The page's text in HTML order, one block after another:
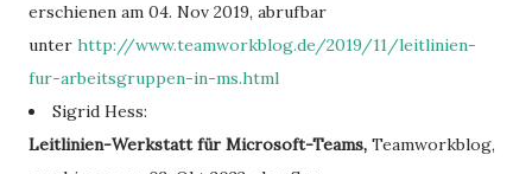
erschienen am 04. Nov 2019, abrufbar
unter http://www.teamworkblog.de/2019/11/leitlinien-
fur-arbeitsgruppen-in-ms.html
Sigrid Hess:
Leitlinien-Werkstatt für Microsoft-Teams, Teamworkblog,